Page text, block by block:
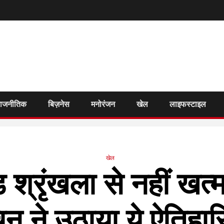
बिज़नेस मनोरंजन खेल लाइफस्टाइल
खेल
से नहीं खत्म